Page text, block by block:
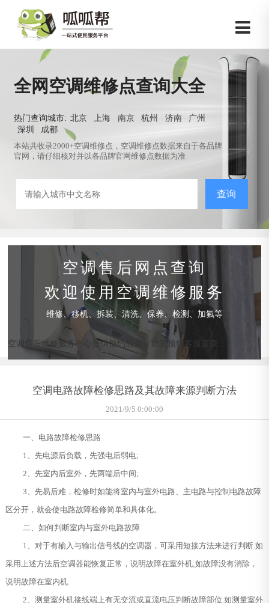
全网空调维修点查询大全
热门查询城市: 北京 上海 南京 杭州 济南
广州
深圳
成都
本站共收录2000+空调维修点，空调维修点数据来自于各品牌
官网，请仔细核对并以各品牌官网维修点数据为准
查询
空调售后网点查询
欢迎使用空调维修服务
维修、移机、拆装、清洗、保养、检测、加氟等
空调售后维修服务中心提供预约服务，如需预约客服直拨：
空调电路故障检修思路及其故障来源判断方法
2021/9/5 0:00:00
一、电路故障检修思路
1、先电源后负载，先强电后弱电;
2、先室内后室外，先两端后中间;
3、先易后难，检修时如能将室内与室外电路、主电路与控制电路故障
区分开，就会使电路故障检修简单和具体化。
二、如何判断室内与室外电路故障
1、对于有输入与输出信号线的空调器，可采用短接方法来进行判断.如
采用上述方法后空调器能恢复正常，说明故障在室外机;如故障没有消除，
说明故障在室内机.
2、测量室外机接线端上有无交流或直流电压判断故障部位.如测量室外